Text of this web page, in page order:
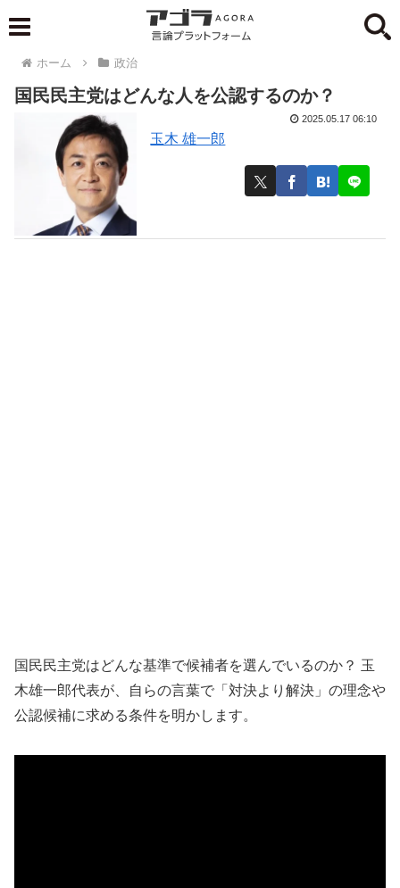
ホーム 政治
国民民主党はどんな人を公認するのか？
玉木 雄一郎
2025.05.17 06:10
国民民主党はどんな基準で候補者を選んでいるのか？ 玉
木雄一郎代表が、自らの言葉で「対決より解決」の理念や
公認候補に求める条件を明かします。